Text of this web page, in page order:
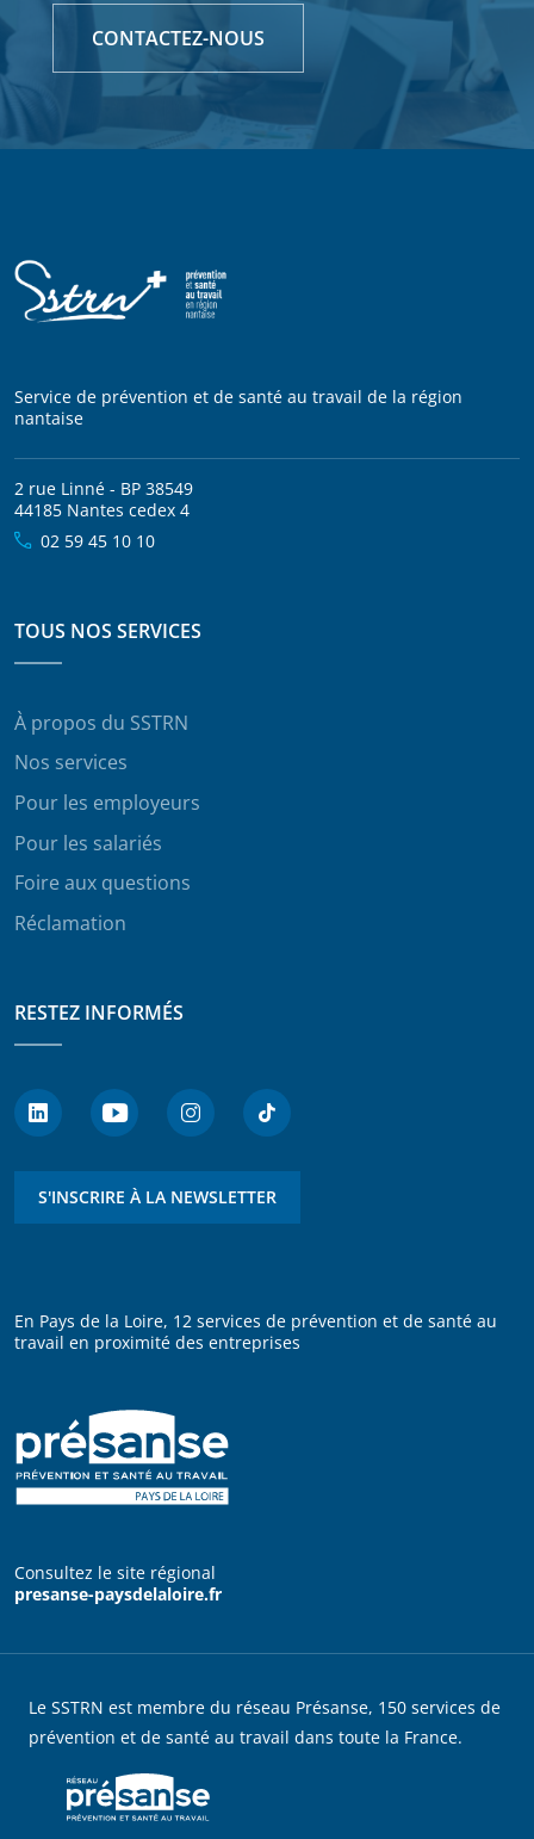
CONTACTEZ-NOUS
Service de prévention et de santé au travail de la région
nantaise
2 rue Linné - BP 38549
44185 Nantes cedex 4
02 59 45 10 10
TOUS NOS SERVICES
À propos du SSTRN
Nos services
Pour les employeurs
Pour les salariés
Foire aux questions
Réclamation
RESTEZ INFORMÉS
S'INSCRIRE À LA NEWSLETTER
En Pays de la Loire, 12 services de prévention et de santé au
travail en proximité des entreprises
Consultez le site régional
presanse-paysdelaloire.fr
Le SSTRN est membre du réseau Présanse, 150 services de
prévention et de santé au travail dans toute la France.